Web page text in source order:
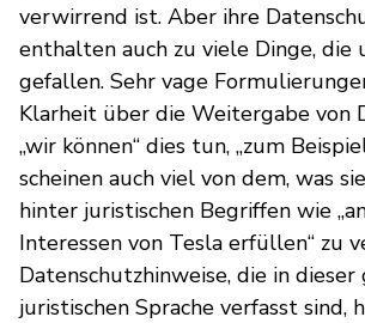
verwirrend ist. Aber ihre
enthalten auch zu viele Dinge, die
gefallen. Sehr vage
Klarheit über die Weitergabe von
„wir können“ dies tun, „zum
scheinen auch viel von dem, was
hinter juristischen Begriffen wie
Interessen von Tesla erfüllen“ zu
Datenschutzhinweise, die in
juristischen Sprache verfasst sind,